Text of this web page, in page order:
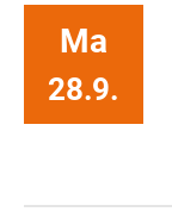
Ma
28.9.